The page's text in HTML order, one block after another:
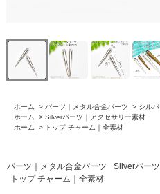
ホーム > パーツ｜メタル合金パーツ > シル
ホーム
> Silverパーツ｜アクセサリー素材
ホーム
> トップ チャーム｜全素材
パーツ｜メタル合金パーツ
Silverパー
トップ チャーム｜全素材